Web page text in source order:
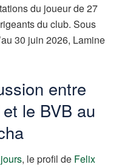
du joueur de 27
du club. Sous
30 juin 2026, Lamine
entre
le BVB au
, le profil de Felix